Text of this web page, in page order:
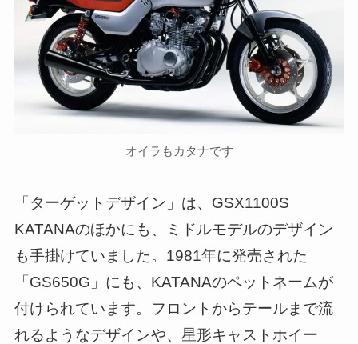
オイラもカタナです
「ターゲットデザイン」は、GSX1100S
KATANAのほかにも、ミドルモデルのデザイン
も手掛けていました。1981年に発売された
「GS650G」にも、KATANAのペットネームが
付けられています。フロントからテールまで流
れるようなデザインや、星形キャストホイー